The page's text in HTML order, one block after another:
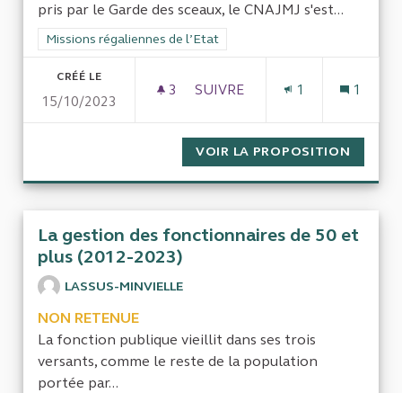
pris par le Garde des sceaux, le CNAJMJ s'est...
Filtrer les résultats de la catégorie : Missions régaliennes de
Missions régaliennes de l’Etat
CRÉÉ LE
15/10/2023
3 3 ABONNÉS
SUIVRE 1 1
VOIR LA PROPOSITION
La gestion des fonctionnaires de 50 et
plus (2012-2023)
LASSUS-MINVIELLE
NON RETENUE
La fonction publique vieillit dans ses trois
versants, comme le reste de la population
portée par...